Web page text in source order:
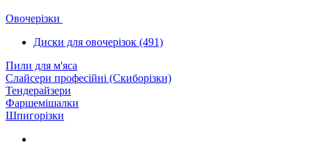
Овочерізки
Диски для овочерізок (491)
Пили для м'яса
Слайсери професійні (Скиборізки)
Тендерайзери
Фаршемішалки
Шпигорізки